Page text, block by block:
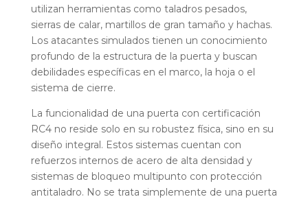
utilizan herramientas como taladros pesados,
sierras de calar, martillos de gran tamaño y hachas.
Los atacantes simulados tienen un conocimiento
profundo de la estructura de la puerta y buscan
debilidades específicas en el marco, la hoja o el
sistema de cierre.
La funcionalidad de una puerta con certificación
RC4 no reside solo en su robustez física, sino en su
diseño integral. Estos sistemas cuentan con
refuerzos internos de acero de alta densidad y
sistemas de bloqueo multipunto con protección
antitaladro. No se trata simplemente de una puerta